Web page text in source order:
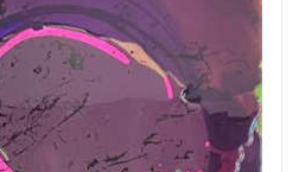
Subscribe